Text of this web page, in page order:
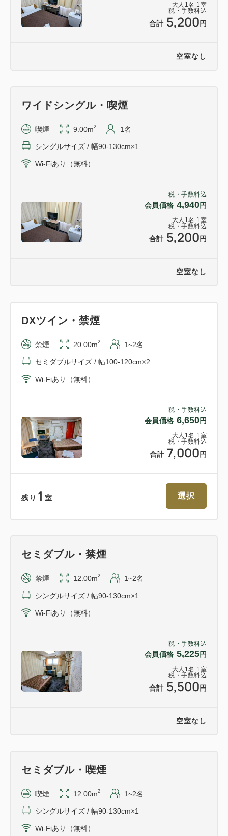
せて頂きます。
・ホテルスタッフは、お車の移動を致しかねます。移
◆◇◆お車ご利用のお客様へ、イベント期間中のご注
イベント期間中、周辺道路の交通規制が実施されるこ
とがございます。
交通規制実施予定期間
・8月の第1土曜日～2日間程度
お手数ですが対象の期間中に御宿泊予定の場合は、お
交通規制情報は島田市公式HPをご覧頂くか、ホテル
※交通規制情報は直前の告知になることがあります。
また、予告なく変更となることがあります。
□■館内設備■□
・ソフトドリンク自動販売機設置
・コインランドリー設置（有料）
・インターネット接続無料(有線・無線)
・ドライヤー
□■周辺施設■□
・スルガ銀行・静岡銀行 徒歩3分
・静岡スタジアムエコパまで電車で25分
・富士山静岡空港まで、車で約30分
大人 1 名 1 室
税・手数料込
合計 5,200 円
空室なし
税・手数料込
会員価格 4,940円
大人 1 名 1 室
税・手数料込
合計 5,200 円
ワイドシングル・喫煙
喫煙 9.00m2 1名
シングルサイズ / 幅90-130cm×1
Wi-Fiあり（無料）
空室なし
税・手数料込
会員価格 6,650円
大人 1 名 1 室
税・手数料込
合計 7,000 円
DXツイン・禁煙
禁煙 20.00m2 1~2名
セミダブルサイズ / 幅100-120cm×2
Wi-Fiあり（無料）
残り 1 室 選択
税・手数料込
会員価格 5,225円
大人 1 名 1 室
税・手数料込
合計 5,500 円
セミダブル・禁煙
禁煙 12.00m2 1~2名
シングルサイズ / 幅90-130cm×1
Wi-Fiあり（無料）
空室なし
セミダブル・喫煙
喫煙 12.00m2 1~2名
シングルサイズ / 幅90-130cm×1
Wi-Fiあり（無料）